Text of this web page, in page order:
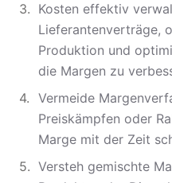
Kosten effektiv
Lieferantenverträge,
Produktion und
die Margen zu
Vermeide
Preiskämpfen oder
Marge mit der Zeit
Versteh gemischte